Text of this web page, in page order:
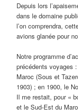
Depuis lors
dans le domaine
l’on comprendra,
avions glanée pour
Notre programme
précédents voyages
Maroc (Sous et
1903) ; en 1900, le
Il me restait, pour «
et le Sud-Est du